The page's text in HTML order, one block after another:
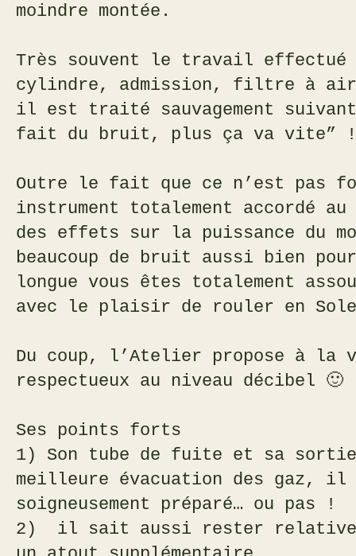
moindre montée.
Très souvent le travail effectué
cylindre, admission, filtre à
il est traité sauvagement
fait du bruit, plus ça va vite”
Outre le fait que ce n’est pas
instrument totalement accordé
des effets sur la puissance du
beaucoup de bruit aussi bien
longue vous êtes totalement
avec le plaisir de rouler en
Du coup, l’Atelier propose à
respectueux au niveau décibel 🙂
Ses points forts
1) Son tube de fuite et sa
meilleure évacuation des gaz, il
soigneusement préparé… ou pas !
2) il sait aussi rester